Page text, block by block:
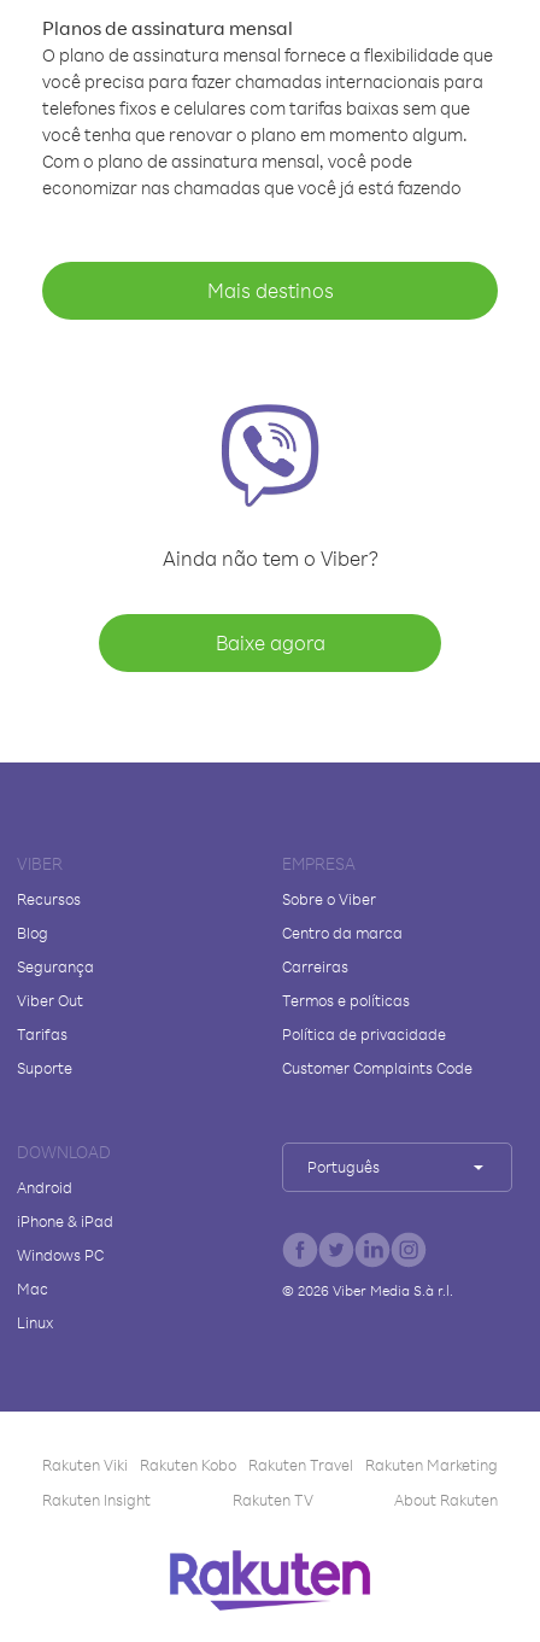
Planos de assinatura mensal
O plano de assinatura mensal fornece a flexibilidade que
você precisa para fazer chamadas internacionais para
telefones fixos e celulares com tarifas baixas sem que
você tenha que renovar o plano em momento algum.
Com o plano de assinatura mensal, você pode
economizar nas chamadas que você já está fazendo
Mais destinos
Ainda não tem o Viber?
Baixe agora
VIBER
Recursos
Blog
Segurança
Viber Out
Tarifas
Suporte
EMPRESA
Sobre o Viber
Centro da marca
Carreiras
Termos e políticas
Política de privacidade
Customer Complaints Code
DOWNLOAD
Android
iPhone & iPad
Windows PC
Mac
Linux
Português
© 2026Viber Media S.à r.l.
Rakuten Viki Rakuten Kobo Rakuten Travel
Rakuten Marketing
Rakuten Insight
Rakuten TV About Rakuten